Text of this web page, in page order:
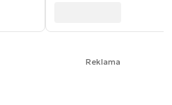
Reklama